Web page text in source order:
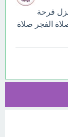
فرحة
الفجر صلاة